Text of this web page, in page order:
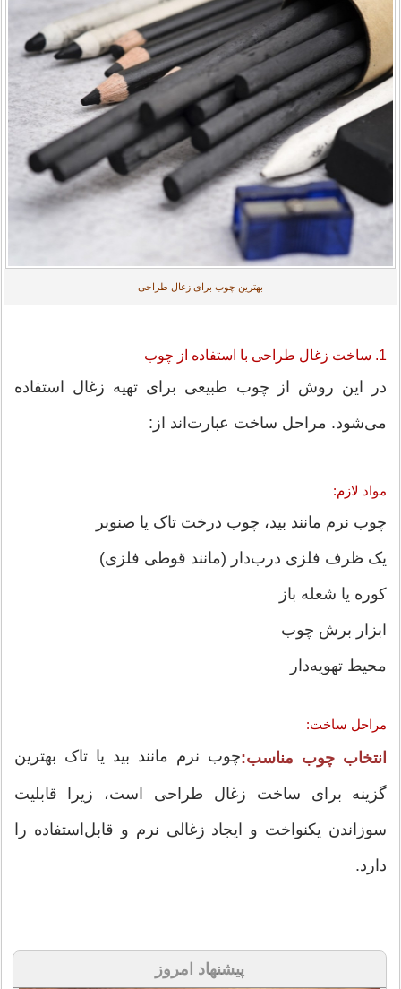
بهترین چوب برای زغال طراحی
1. ساخت زغال طراحی با استفاده از چوب
در این روش از چوب طبیعی برای تهیه زغال استفاده
می‌شود. مراحل ساخت عبارت‌اند از:
مواد لازم:
چوب نرم مانند بید، چوب درخت تاک یا صنوبر
یک ظرف فلزی درب‌دار (مانند قوطی فلزی)
کوره یا شعله باز
ابزار برش چوب
محیط تهویه‌دار
مراحل ساخت:
انتخاب چوب مناسب:چوب نرم مانند بید یا تاک بهترین
گزینه برای ساخت زغال طراحی است، زیرا قابلیت
سوزاندن یکنواخت و ایجاد زغالی نرم و قابل‌استفاده را
دارد.
پیشنهاد امروز